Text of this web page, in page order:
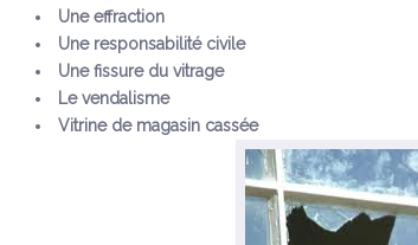
Une effraction
Une responsabilité civile
Une fissure du vitrage
Le vendalisme
Vitrine de magasin cassée